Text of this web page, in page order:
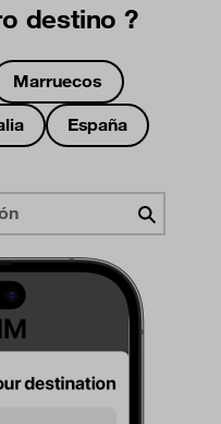
destino ?
Marruecos
España